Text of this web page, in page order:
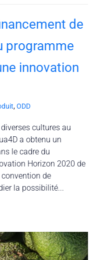
de
programme
innovation
,ODD
cultures au
a obtenu un
le cadre du
Horizon 2020 de
convention de
la possibilité...